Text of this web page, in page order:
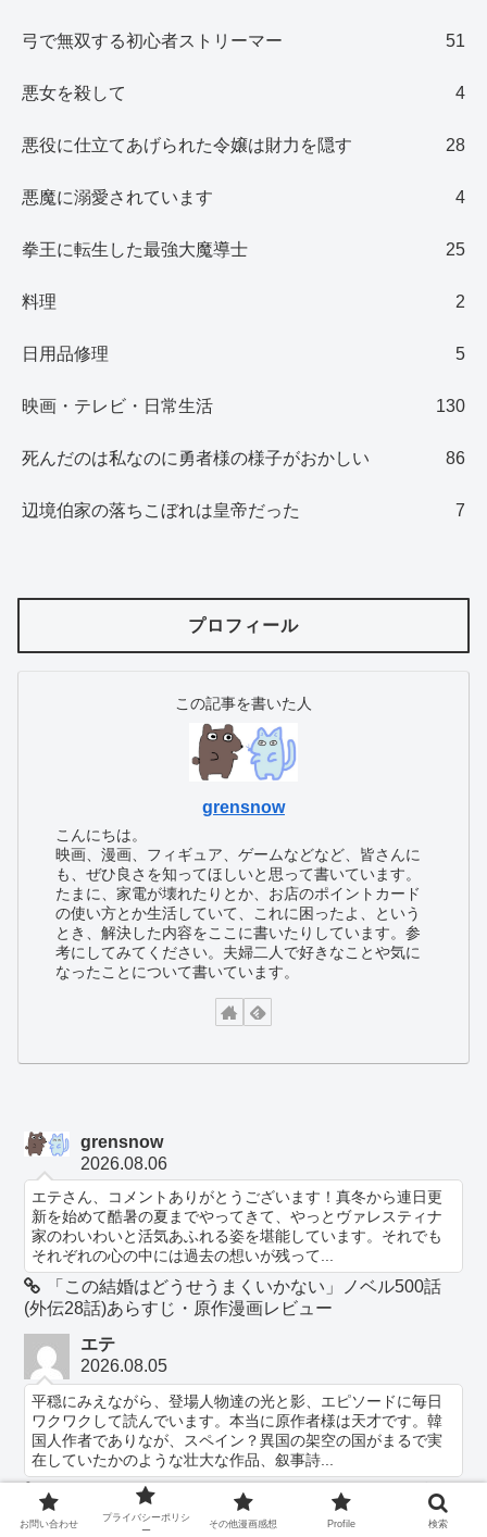
弓で無双する初心者ストリーマー 51
悪女を殺して 4
悪役に仕立てあげられた令嬢は財力を隠す 28
悪魔に溺愛されています 4
拳王に転生した最強大魔導士 25
料理 2
日用品修理 5
映画・テレビ・日常生活 130
死んだのは私なのに勇者様の様子がおかしい 86
辺境伯家の落ちこぼれは皇帝だった 7
プロフィール
この記事を書いた人
grensnow
こんにちは。
映画、漫画、フィギュア、ゲームなどなど、皆さんに
も、ぜひ良さを知ってほしいと思って書いています。
たまに、家電が壊れたりとか、お店のポイントカード
の使い方とか生活していて、これに困ったよ、という
とき、解決した内容をここに書いたりしています。参
考にしてみてください。夫婦二人で好きなことや気に
なったことについて書いています。
grensnow
2026.08.06
エテさん、コメントありがとうございます！真冬から連日更
新を始めて酷暑の夏までやってきて、やっとヴァレスティナ
家のわいわいと活気あふれる姿を堪能しています。それでも
それぞれの心の中には過去の想いが残って...
「この結婚はどうせうまくいかない」ノベル500話
(外伝28話)あらすじ・原作漫画レビュー
エテ
2026.08.05
平穏にみえながら、登場人物達の光と影、エピソードに毎日
ワクワクして読んでいます。本当に原作者様は天才です。韓
国人作者でありなが、スペイン？異国の架空の国がまるで実
在していたかのような壮大な作品、叙事詩...
「この結婚はどうせうまくいかない」ノベル500話
(外伝28話)あらすじ・原作漫画レビュー
お問い合わせ
プライバシーポリシ
ー
その他漫画感想 Profile 検索